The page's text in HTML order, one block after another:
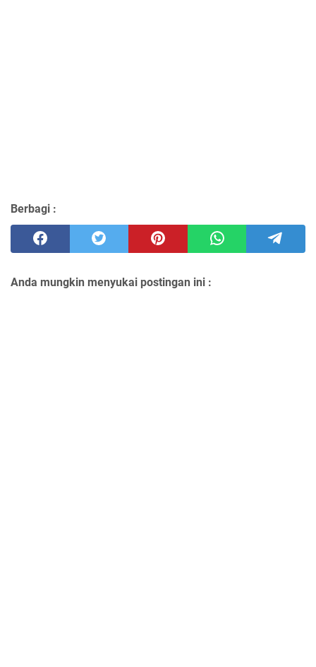
Berbagi :
Anda mungkin menyukai postingan ini :